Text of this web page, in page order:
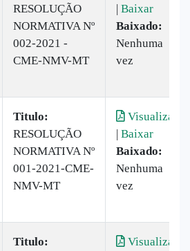
RESOLUÇÃO
NORMATIVA Nº
002-2021 -
CME-NMV-MT
| Baixar
Baixado:
Nenhuma
vez
Titulo:
RESOLUÇÃO
NORMATIVA Nº
001-2021-CME-
NMV-MT
Visualizar
| Baixar
Baixado:
Nenhuma
vez
Titulo: Visualizar